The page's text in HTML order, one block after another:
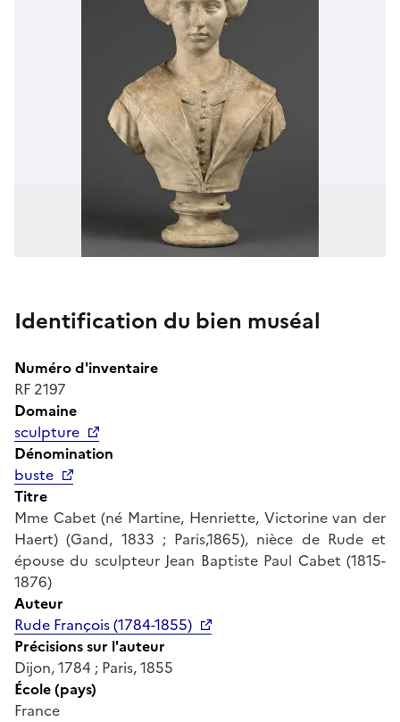
Identification du bien muséal
Numéro d'inventaire
RF 2197
Domaine
sculpture
Dénomination
buste
Titre
Mme Cabet (né Martine, Henriette, Victorine van der
Haert) (Gand, 1833 ; Paris,1865), nièce de Rude et
épouse du sculpteur Jean Baptiste Paul Cabet (1815-
1876)
Auteur
Rude François (1784-1855)
Précisions sur l'auteur
Dijon, 1784 ; Paris, 1855
École (pays)
France